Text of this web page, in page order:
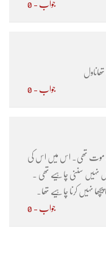
جواب - 0
جواب - 0
موت تھی۔ اس میں اس کی
نہیں سننی چاہیے تھی ۔
نہیں کرنا چاہیے تھا۔
جواب - 0